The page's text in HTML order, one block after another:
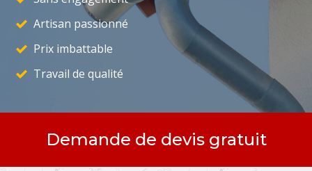
Artisan passionné
Prix imbattable
Travail de qualité
Demande de devis gratuit